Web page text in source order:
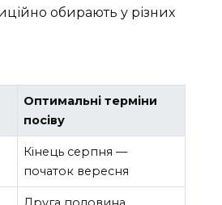
обирають у різних
Оптимальні терміни
посіву
Кінець серпня —
початок вересня